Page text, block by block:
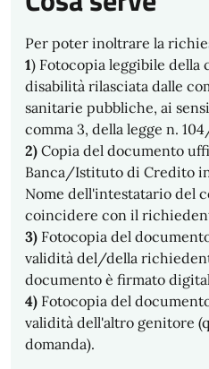
Per poter inoltrare la
1) Fotocopia leggibile
disabilità rilasciata dalle
sanitarie pubbliche, ai
comma 3, della legge n.
2) Copia del documento
Banca/Istituto di Credito
Nome dell'intestatario del
coincidere con il
3) Fotocopia del
validità del/della
documento è firmato
4) Fotocopia del
validità dell'altro genitore
domanda).